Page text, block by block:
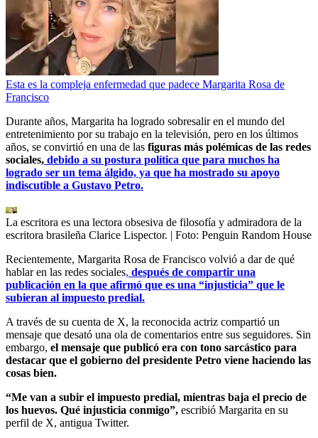
Esta es la compleja enfermedad que padece Margarita Rosa de
Francisco
Durante años, Margarita ha logrado sobresalir en el mundo del
entretenimiento por su trabajo en la televisión, pero en los últimos
años, se convirtió en una de las figuras más polémicas de las redes
sociales, debido a su postura política que para muchos ha
logrado ser un tema álgido, ya que ha mostrado su apoyo
indiscutible a Gustavo Petro.
La escritora es una lectora obsesiva de filosofía y admiradora de la
escritora brasileña Clarice Lispector. | Foto: Penguin Random House
Recientemente, Margarita Rosa de Francisco volvió a dar de qué
hablar en las redes sociales, después de compartir una
publicación en la que afirmó que es una “injusticia” que le
subieran al impuesto predial.
A través de su cuenta de X, la reconocida actriz compartió un
mensaje que desató una ola de comentarios entre sus seguidores. Sin
embargo, el mensaje que publicó era con tono sarcástico para
destacar que el gobierno del presidente Petro viene haciendo las
cosas bien.
“Me van a subir el impuesto predial, mientras baja el precio de
los huevos. Qué injusticia conmigo”, escribió Margarita en su
perfil de X, antigua Twitter.